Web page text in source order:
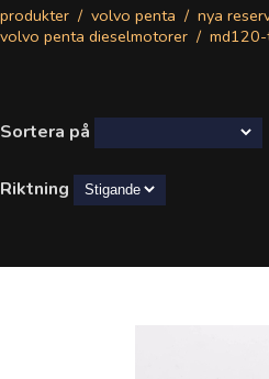
produkter volvo penta
nya
volvo penta dieselmotorer
Sortera på
Riktning